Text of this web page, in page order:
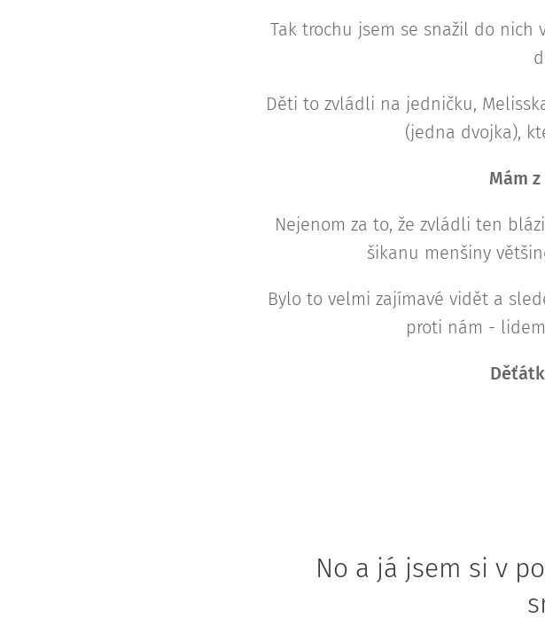
Tak trochu jsem se snažil do
Děti to zvládli na jedničku,
(jedna dvojka),
Mám
Nejenom za to, že zvládli ten
šikanu menšiny
Bylo to velmi zajímavé vidět a
proti nám -
No a já jsem si v